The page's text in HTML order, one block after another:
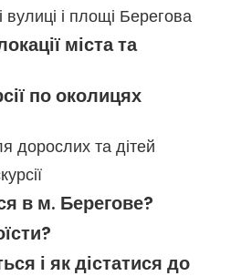
вулиці і площі Берегова
міста та
по околицях
дорослих та дітей
в м. Берегове?
і як дістатися до